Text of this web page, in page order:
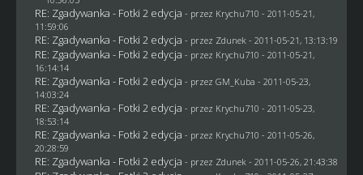
RE: Zgadywanka - Fotki 2 edycja - przez Krychu710 - 2011-05-21,
11:59:06
RE: Zgadywanka - Fotki 2 edycja - przez Zdunek - 2011-05-21, 13:13:19
RE: Zgadywanka - Fotki 2 edycja - przez Krychu710 - 2011-05-21,
16:14:14
RE: Zgadywanka - Fotki 2 edycja - przez GM_Kuba - 2011-05-23,
14:03:24
RE: Zgadywanka - Fotki 2 edycja - przez Krychu710 - 2011-05-23,
18:53:14
RE: Zgadywanka - Fotki 2 edycja - przez Krychu710 - 2011-05-26,
20:28:59
RE: Zgadywanka - Fotki 2 edycja - przez Zdunek - 2011-05-26, 21:43:38